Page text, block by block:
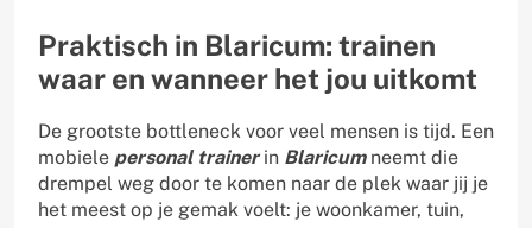
Praktisch in Blaricum: trainen
waar en wanneer het jou uitkomt
De grootste bottleneck voor veel mensen is tijd. Een
mobiele personal trainerin Blaricumneemt die
drempel weg door te komen naar de plek waar jij je
het meest op je gemak voelt: je woonkamer, tuin,